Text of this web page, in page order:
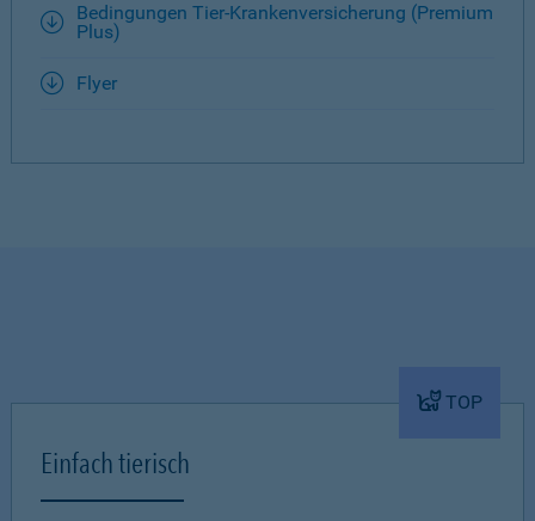
Bedingungen Tier-Krankenversicherung (Premium
Plus)
Flyer
TOP
Einfach tierisch